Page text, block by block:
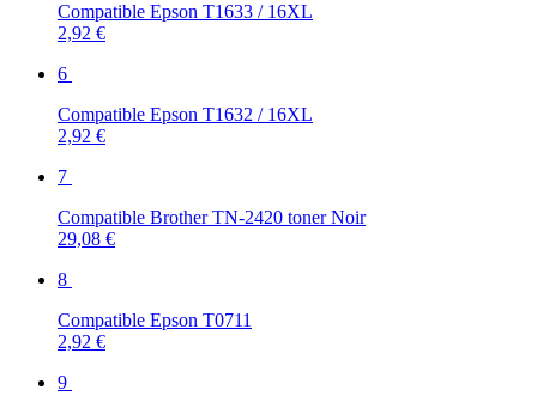
Compatible Epson T1633 / 16XL
2,92 €
6
Compatible Epson T1632 / 16XL
2,92 €
7
Compatible Brother TN-2420 toner Noir
29,08 €
8
Compatible Epson T0711
2,92 €
9